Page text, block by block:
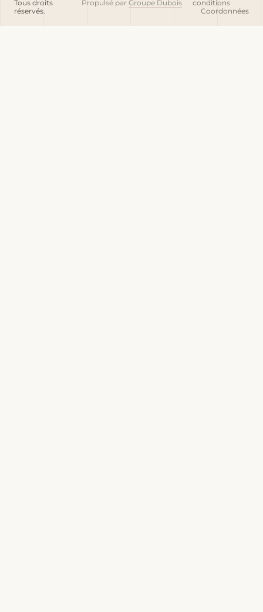
Tous droits
réservés.
Propulsé par Groupe Dubois
conditions
Coordonnées